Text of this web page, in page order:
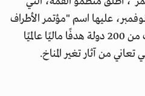
عليها اسم "مؤتمر الأطراف
المالي"، حيث ستناقش ما يقرب من 200 دولة هدفًا ماليًا عالميًا
تعاني من آثار تغير المناخ.